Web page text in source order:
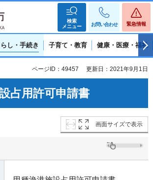
検索
メニュー
お問い合わせ 緊急情報
らし・手続き 子育て・教育 健康・医療・福祉
ページID：49457 更新日：2021年9月1日
占用許可申請書
画面サイズで表示